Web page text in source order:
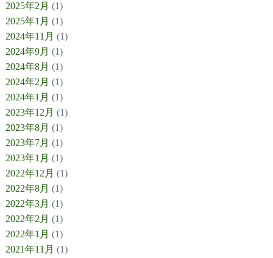
2025年2月 (1)
2025年1月 (1)
2024年11月 (1)
2024年9月 (1)
2024年8月 (1)
2024年2月 (1)
2024年1月 (1)
2023年12月 (1)
2023年8月 (1)
2023年7月 (1)
2023年1月 (1)
2022年12月 (1)
2022年8月 (1)
2022年3月 (1)
2022年2月 (1)
2022年1月 (1)
2021年11月 (1)